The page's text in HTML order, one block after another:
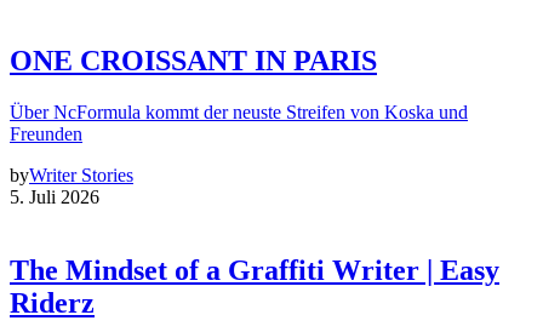
ONE CROISSANT IN PARIS
Über NcFormula kommt der neuste Streifen von Koska und
Freunden
byWriter Stories
5. Juli 2026
The Mindset of a Graffiti Writer | Easy
Riderz